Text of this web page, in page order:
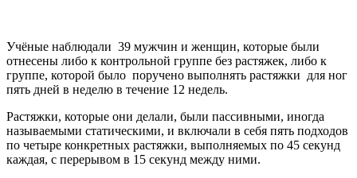
Учёные наблюдали 39 мужчин и женщин, которые были
отнесены либо к контрольной группе без растяжек, либо к
группе, которой было поручено выполнять растяжки для ног
пять дней в неделю в течение 12 недель.
Растяжки, которые они делали, были пассивными, иногда
называемыми статическими, и включали в себя пять подходов
по четыре конкретных растяжки, выполняемых по 45 секунд
каждая, с перерывом в 15 секунд между ними.